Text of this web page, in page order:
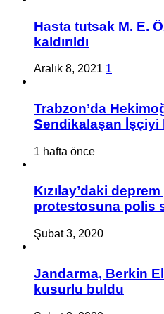
Hasta tutsak M. E.
kaldırıldı
Aralık 8, 2021 1
Trabzon’da
Sendikalaşan İşçiyi
1 hafta önce
Kızılay’daki
protestosuna polis
Şubat 3, 2020
Jandarma, Berkin
kusurlu buldu